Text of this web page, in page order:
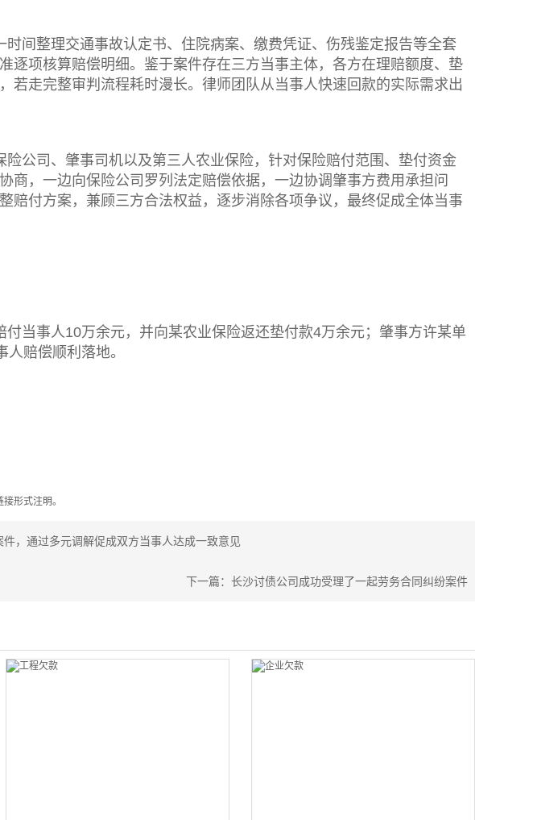
间整理交通事故认定书、住院病案、缴费凭证、伤残鉴定报告等全套
逐项核算赔偿明细。鉴于案件存在三方当事主体，各方在理赔额度、垫
若走完整审判流程耗时漫长。律师团队从当事人快速回款的实际需求出
公司、肇事司机以及第三人农业保险，针对保险赔付范围、垫付资金
商，一边向保险公司罗列法定赔偿依据，一边协调肇事方费用承担问
赔付方案，兼顾三方合法权益，逐步消除各项争议，最终促成全体当事
当事人10万余元，并向某农业保险返还垫付款4万余元；肇事方许某单
赔偿顺利落地。
形式注明。
，通过多元调解促成双方当事人达成一致意见
下一篇：长沙讨债公司成功受理了一起劳务合同纠纷案件